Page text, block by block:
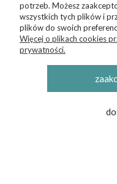
Piękne,
Jak
potrzeb. Możesz
wszystkich tych plików i
plików do swoich
Więcej o plikach cookies
prywatności.